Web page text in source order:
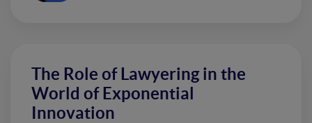
The Role of Lawyering in the
World of Exponential
Innovation